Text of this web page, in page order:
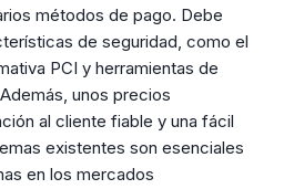
métodos de pago. Debe
de seguridad, como el
PCI y herramientas de
unos precios
al cliente fiable y una fácil
existentes son esenciales
en los mercados